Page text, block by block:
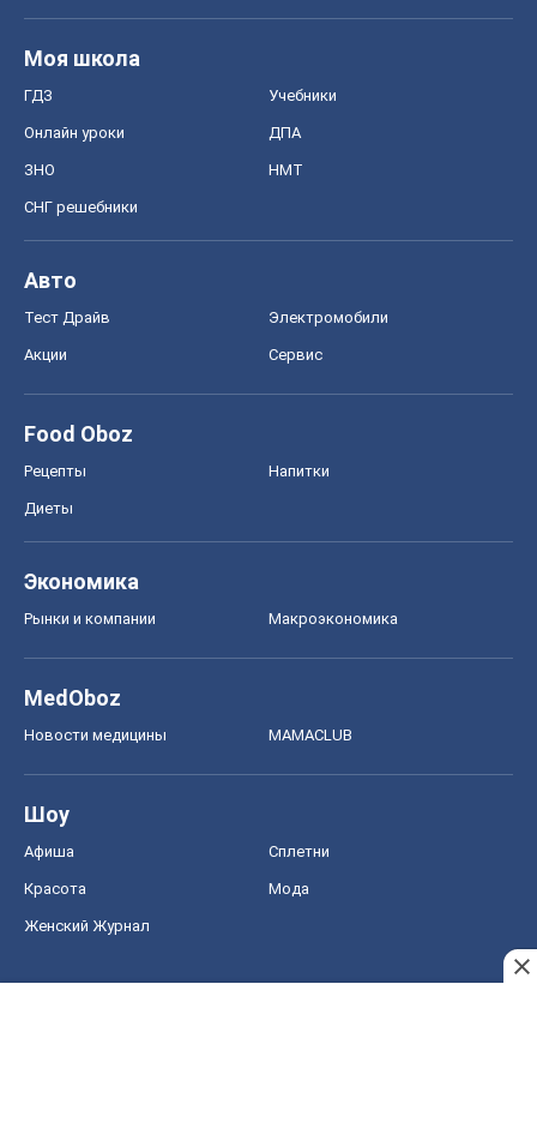
Моя школа
ГДЗ Учебники
Онлайн уроки ДПА
ЗНО НМТ
СНГ решебники
Авто
Тест Драйв Электромобили
Акции Сервис
Food Oboz
Рецепты Напитки
Диеты
Экономика
Рынки и компании Mакроэкономика
MedOboz
Новости медицины MAMACLUB
Шоу
Афиша Сплетни
Красота Мода
Женский Журнал